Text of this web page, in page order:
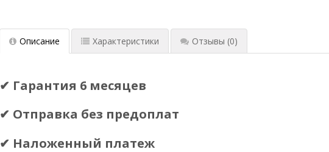
Описание Характеристики Отзывы (0)
✔ Гарантия 6 месяцев
✔ Отправка без предоплат
✔ Наложенный платеж